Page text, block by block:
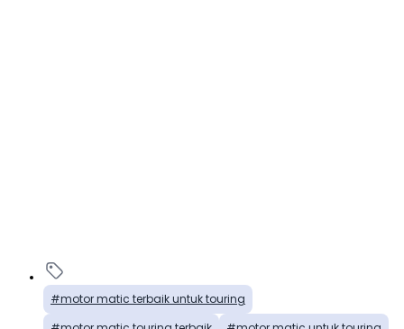
motor matic terbaik untuk touring